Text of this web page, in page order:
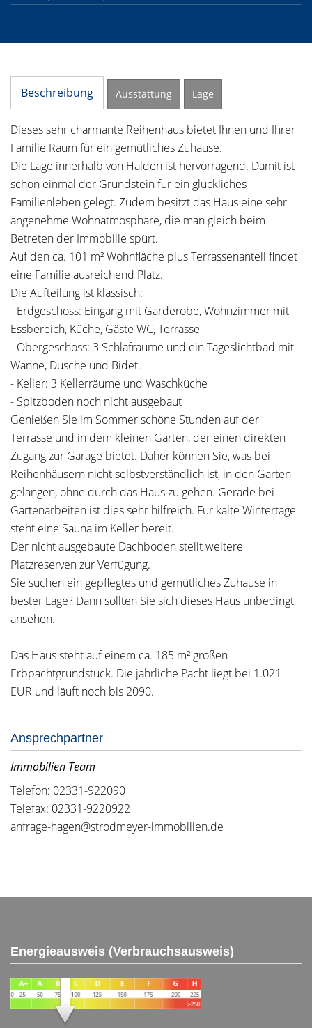
Beschreibung Ausstattung Lage
Dieses sehr charmante Reihenhaus bietet Ihnen und Ihrer
Familie Raum für ein gemütliches Zuhause.
Die Lage innerhalb von Halden ist hervorragend. Damit ist
schon einmal der Grundstein für ein glückliches
Familienleben gelegt. Zudem besitzt das Haus eine sehr
angenehme Wohnatmosphäre, die man gleich beim
Betreten der Immobilie spürt.
Auf den ca. 101 m² Wohnfläche plus Terrassenanteil findet
eine Familie ausreichend Platz.
Die Aufteilung ist klassisch:
- Erdgeschoss: Eingang mit Garderobe, Wohnzimmer mit
Essbereich, Küche, Gäste WC, Terrasse
- Obergeschoss: 3 Schlafräume und ein Tageslichtbad mit
Wanne, Dusche und Bidet.
- Keller: 3 Kellerräume und Waschküche
- Spitzboden noch nicht ausgebaut
Genießen Sie im Sommer schöne Stunden auf der
Terrasse und in dem kleinen Garten, der einen direkten
Zugang zur Garage bietet. Daher können Sie, was bei
Reihenhäusern nicht selbstverständlich ist, in den Garten
gelangen, ohne durch das Haus zu gehen. Gerade bei
Gartenarbeiten ist dies sehr hilfreich. Für kalte Wintertage
steht eine Sauna im Keller bereit.
Der nicht ausgebaute Dachboden stellt weitere
Platzreserven zur Verfügung.
Sie suchen ein gepflegtes und gemütliches Zuhause in
bester Lage? Dann sollten Sie sich dieses Haus unbedingt
ansehen.
Das Haus steht auf einem ca. 185 m² großen
Erbpachtgrundstück. Die jährliche Pacht liegt bei 1.021
EUR und läuft noch bis 2090.
Ansprechpartner
Immobilien Team
Telefon: 02331-922090
Telefax: 02331-9220922
anfrage-hagen@strodmeyer-immobilien.de
Energieausweis (Verbrauchsausweis)